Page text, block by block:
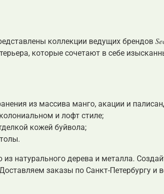
коллекции ведущих брендов
которые сочетают в себе
из массива манго, акации и
и лофт стиле;
кожей буйвола;
натурального дерева и металла.
заказы по Санкт-Петербургу и